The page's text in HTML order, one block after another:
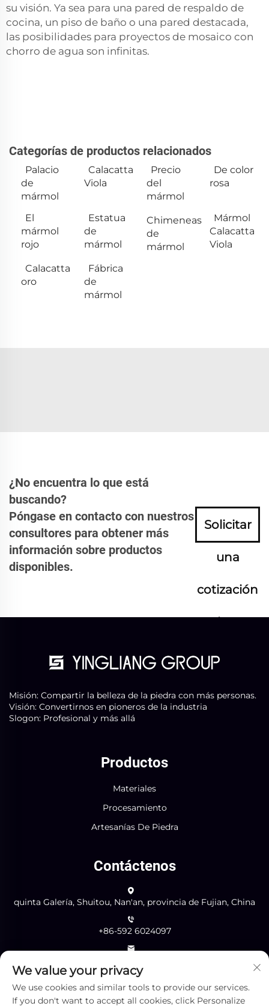
su visión. Ya sea para una pared de respaldo de
cocina, un piso de baño o una pared destacada,
las posibilidades para proyectos de mosaico con
chorro de agua son infinitas.
Categorías de productos relacionados
Palacio
de
mármol
Calacatta
Viola
Precio
del
mármol
De color
rosa
El
mármol
rojo
Estatua
de
mármol
Chimeneas
de
mármol
Mármol
Calacatta
Viola
Calacatta
oro
Fábrica
de
mármol
¿No encuentra lo que está
buscando?
Póngase en contacto con nuestros
consultores para obtener más
información sobre productos
disponibles.
Solicitar
una
cotización
ahora
Misión: Compartir la belleza de la piedra con más personas.
Visión: Convertirnos en pioneros de la industria
Slogon: Profesional y más allá
Productos
Materiales
Procesamiento
Artesanías De Piedra
Contáctenos
quinta Galería, Shuitou, Nan'an, provincia de Fujian, China
+86-592 6024097
Enviar
We value your privacy
We use cookies and similar tools to provide our services.
If you don't want to accept all cookies, click Personalize